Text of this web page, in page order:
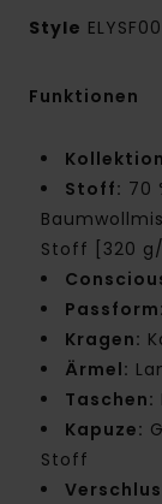
Style
Funktionen
Stoff: 70
Stoff [320 g/
Passform:
Kragen:
Ärmel:
Taschen:
Kapuze:
Stoff